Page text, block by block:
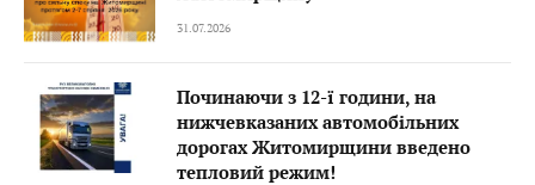
31.07.2026
Починаючи з 12-ї години, на
нижчевказаних автомобільних
дорогах Житомирщини введено
тепловий режим!